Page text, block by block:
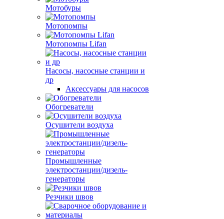
Мотобуры
Мотопомпы
Мотопомпы Lifan
Насосы, насосные станции и
др
Аксессуары для насосов
Обогреватели
Осушители воздуха
Промышленные
электростанции/дизель-
генераторы
Резчики швов